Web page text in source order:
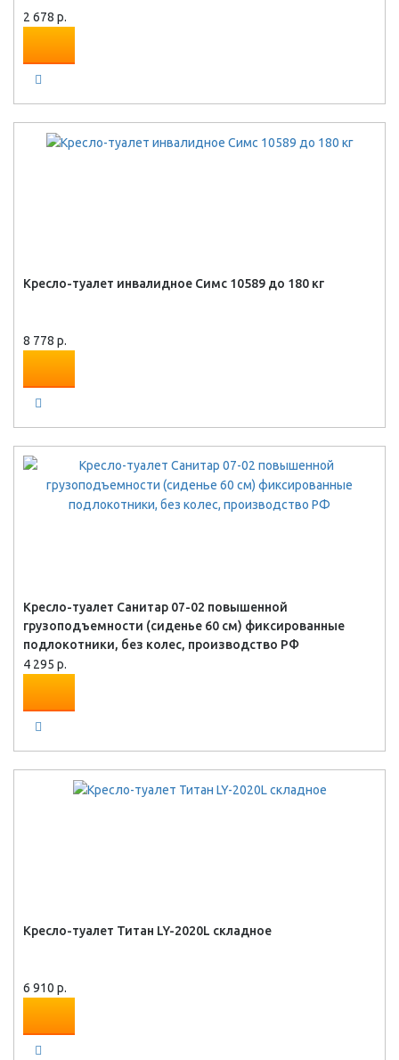
2 678 р.
Кресло-туалет инвалидное Симс 10589 до 180 кг
8 778 р.
Кресло-туалет Санитар 07-02 повышенной
грузоподъемности (сиденье 60 см) фиксированные
подлокотники, без колес, производство РФ
4 295 р.
Кресло-туалет Титан LY-2020L складное
6 910 р.